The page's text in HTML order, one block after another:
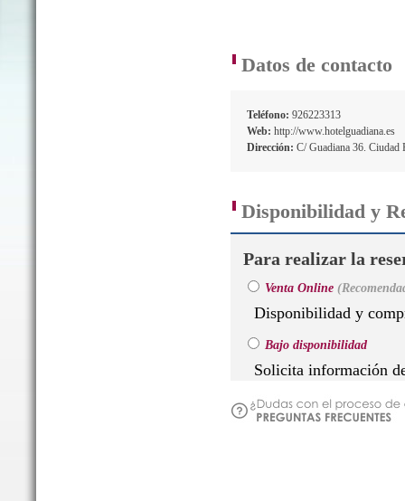
Datos de contacto
Teléfono: 926223313
Web: http://www.hotelguadiana.es
Dirección: C/ Guadiana 36. Ciudad
Disponibilidad y
Para realizar la
Venta Online
Disponibilidad y
Bajo disponibilidad
Solicita información